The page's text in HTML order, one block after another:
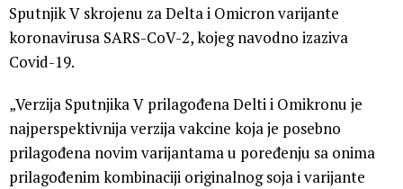
Sputnjik V skrojenu za Delta i Omicron varijante
koronavirusa SARS-CoV-2, kojeg navodno izaziva
Covid-19.
„Verzija Sputnjika V prilagođena Delti i Omikronu je
najperspektivnija verzija vakcine koja je posebno
prilagođena novim varijantama u poređenju sa onima
prilagođenim kombinaciji originalnog soja i varijante